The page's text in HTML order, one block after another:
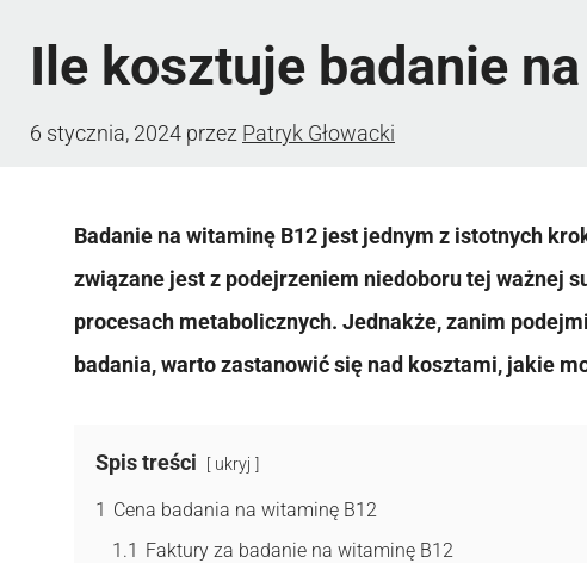
Ile kosztuje badanie
6 stycznia, 2024 przez Patryk Głowacki
Badanie na witaminę B12 jest jednym z istotnych
związane jest z podejrzeniem niedoboru tej ważnej
procesach metabolicznych. Jednakże, zanim
badania, warto zastanowić się nad kosztami, jakie
Spis treści ukryj
1 Cena badania na witaminę B12
1.1 Faktury za badanie na witaminę B12